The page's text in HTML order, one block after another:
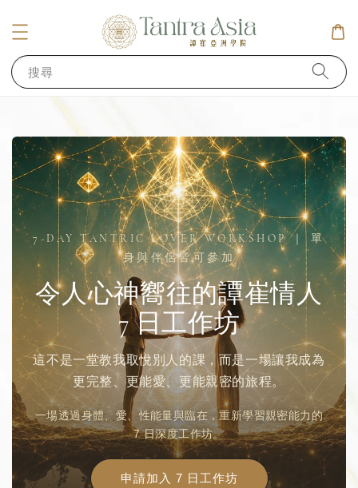
搜尋
7-DAY TANTRIC LOVER WORKSHOP ｜ 單
身與伴侶皆可參加
令人心神嚮往的譚崔情人
7 日工作坊
這不是一堂教我取悅別人的課，而是一場讓我成為
更完整、更能愛、更能親密的旅程。
一場透過身體、愛、性能量與臨在，重新學習親密能力的
7 日深度工作坊。
申請加入 7 日工作坊